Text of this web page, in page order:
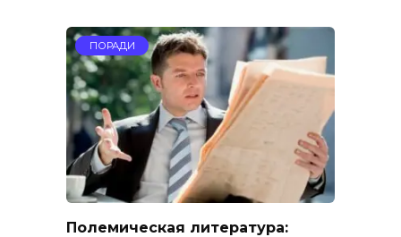
ПОРАДИ
Полемическая литература: